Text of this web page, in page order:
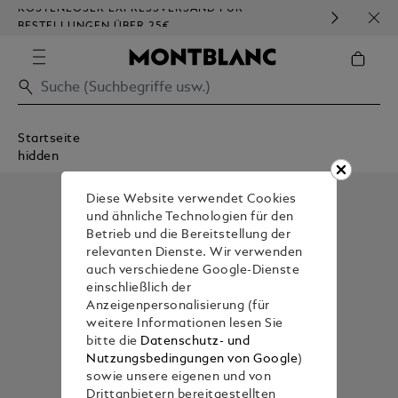
KOSTENLOSER EXPRESSVERSAND FÜR
BESTELLUNGEN ÜBER 25€
Startseite
hidden
Diese Website verwendet Cookies
und ähnliche Technologien für den
Betrieb und die Bereitstellung der
relevanten Dienste. Wir verwenden
auch verschiedene Google-Dienste
einschließlich der
Anzeigenpersonalisierung (für
weitere Informationen lesen Sie
bitte die Datenschutz- und
Nutzungsbedingungen von Google)
sowie unsere eigenen und von
Drittanbietern bereitgestellten